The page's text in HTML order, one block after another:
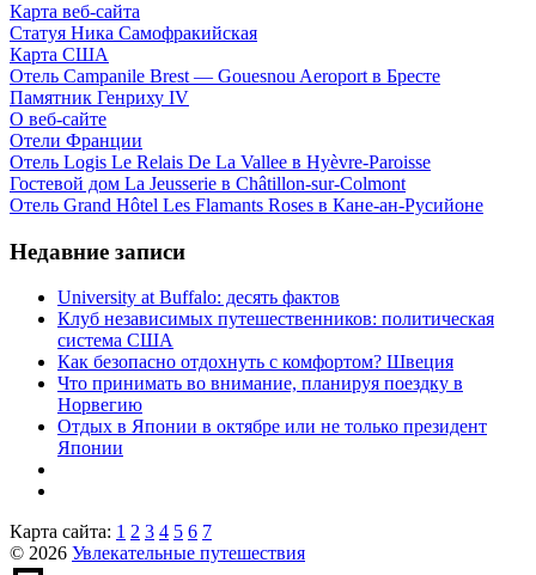
Карта веб-сайта
Статуя Ника Самофракийская
Карта США
Отель Campanile Brest — Gouesnou Aeroport в Бресте
Памятник Генриху IV
О веб-сайте
Отели Франции
Отель Logis Le Relais De La Vallee в Hyèvre-Paroisse
Гостевой дом La Jeusserie в Châtillon-sur-Colmont
Отель Grand Hôtel Les Flamants Roses в Кане-ан-Русийоне
Недавние записи
University at Buffalo: десять фактов
Клуб независимых путешественников: политическая
система США
Как безопасно отдохнуть с комфортом? Швеция
Что принимать во внимание, планируя поездку в
Норвегию
Отдых в Японии в октябре или не только президент
Японии
Карта сайта: 1 2 3 4 5 6 7
© 2026 Увлекательные путешествия